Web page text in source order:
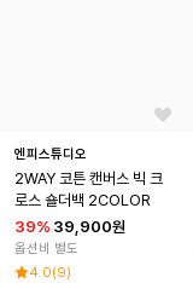
엔피스튜디오
2WAY 코튼 캔버스 빅 크
로스 숄더백 2COLOR
39% 39,900원
옵션비 별도
4.0(9)